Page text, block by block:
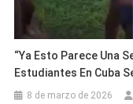
“Ya Esto Parece Una
Estudiantes En Cuba
8 de marzo de 2026